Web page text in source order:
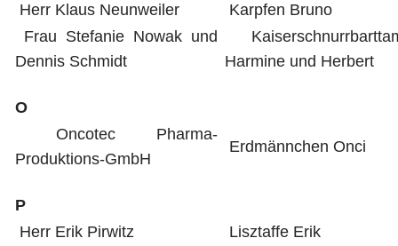
Herr Klaus Neunweiler
Karpfen Bruno
Frau Stefanie Nowak und
Dennis Schmidt
Harmine und Herbert
O
Oncotec Pharma-
Produktions-GmbH
Erdmännchen Onci
P
Herr Erik Pirwitz
Lisztaffe Erik